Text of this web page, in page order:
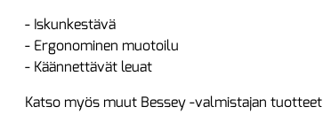
- Iskunkestävä
- Ergonominen muotoilu
- Käännettävät leuat
Katso myös muut Bessey -valmistajan tuotteet